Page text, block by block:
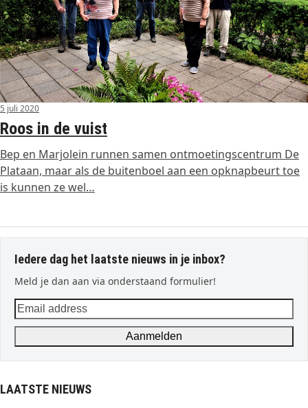
5 juli 2020
Roos in de vuist
Bep en Marjolein runnen samen ontmoetingscentrum De
Plataan, maar als de buitenboel aan een opknapbeurt toe
is kunnen ze wel…
Iedere dag het laatste nieuws in je inbox?
Meld je dan aan via onderstaand formulier!
Email
address
Aanmelden
LAATSTE NIEUWS